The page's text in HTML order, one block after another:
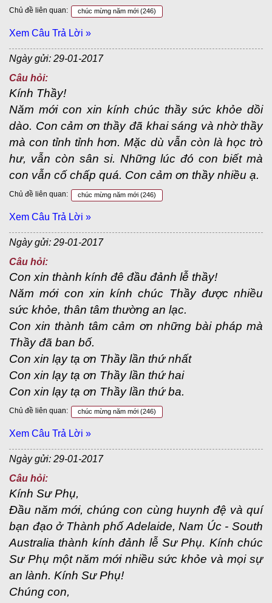
Chủ đề liên quan: chúc mừng năm mới (246)
Xem Câu Trả Lời »
Ngày gửi: 29-01-2017
Câu hỏi:
Kính Thầy!
Năm mới con xin kính chúc thầy sức khỏe dồi
dào. Con cảm ơn thầy đã khai sáng và nhờ thầy
mà con tỉnh tỉnh hơn. Mặc dù vẫn còn là học trò
hư, vẫn còn sân si. Những lúc đó con biết mà
con vẫn cố chấp quá. Con cảm ơn thầy nhiều ạ.
Chủ đề liên quan: chúc mừng năm mới (246)
Xem Câu Trả Lời »
Ngày gửi: 29-01-2017
Câu hỏi:
Con xin thành kính đê đầu đảnh lễ thầy!
Năm mới con xin kính chúc Thầy được nhiều
sức khỏe, thân tâm thường an lạc.
Con xin thành tâm cảm ơn những bài pháp mà
Thầy đã ban bố.
Con xin lạy tạ ơn Thầy lần thứ nhất
Con xin lạy tạ ơn Thầy lần thứ hai
Con xin lạy tạ ơn Thầy lần thứ ba.
Chủ đề liên quan: chúc mừng năm mới (246)
Xem Câu Trả Lời »
Ngày gửi: 29-01-2017
Câu hỏi:
Kính Sư Phụ,
Đầu năm mới, chúng con cùng huynh đệ và quí
bạn đạo ở Thành phố Adelaide, Nam Úc - South
Australia thành kính đảnh lễ Sư Phụ. Kính chúc
Sư Phụ một năm mới nhiều sức khỏe và mọi sự
an lành. Kính Sư Phụ!
Chúng con,